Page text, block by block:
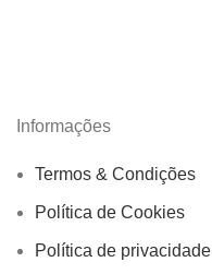
Informações
Termos & Condições
Política de Cookies
Política de privacidade